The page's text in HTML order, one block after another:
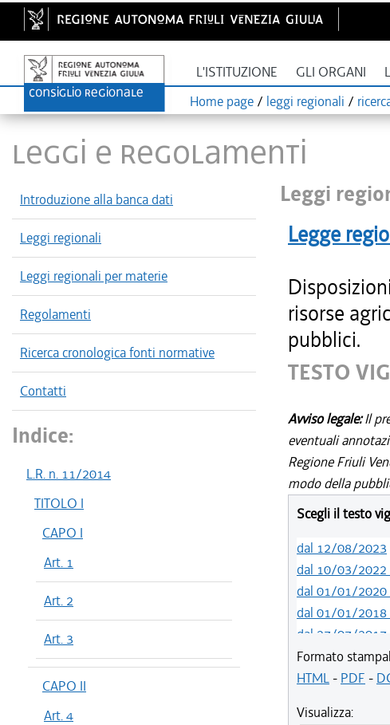
L'ISTITUZIONE GLI ORGANI
Home page / leggi regionali /
LEGGI E REGOLAMENTI
Introduzione alla banca dati
Leggi regionali
Leggi regionali per materie
Regolamenti
Ricerca cronologica fonti normative
Contatti
Indice:
L.R. n. 11/2014
TITOLO I
CAPO I
Art. 1
Art. 2
Art. 3
CAPO II
Art. 4
Leggi
Legge
risorse
pubblici.
TESTO
Avviso legale:Il
eventuali
Regione Friuli
modo della
Scegli il testo
dal 12/08/2023
dal 10/03/
dal 01/01/
dal 01/01/
dal 27/07/
dal 13/01/2016
dal 07/01/2015
Formato
HTML- PDF -
Visualizza: